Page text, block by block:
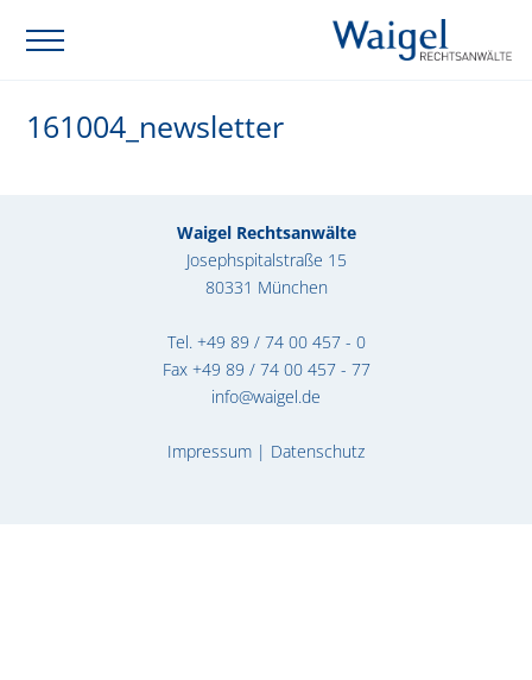
161004_newsletter
Waigel Rechtsanwälte
Josephspitalstraße 15
80331 München
Tel. +49 89 / 74 00 457 - 0
Fax +49 89 / 74 00 457 - 77
info@waigel.de
Impressum | Datenschutz